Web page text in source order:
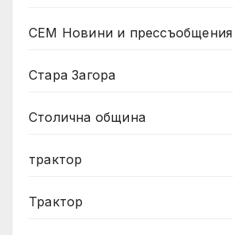
СЕМ Новини и прессъобщения
Стара Загора
Столична община
трактор
Трактор